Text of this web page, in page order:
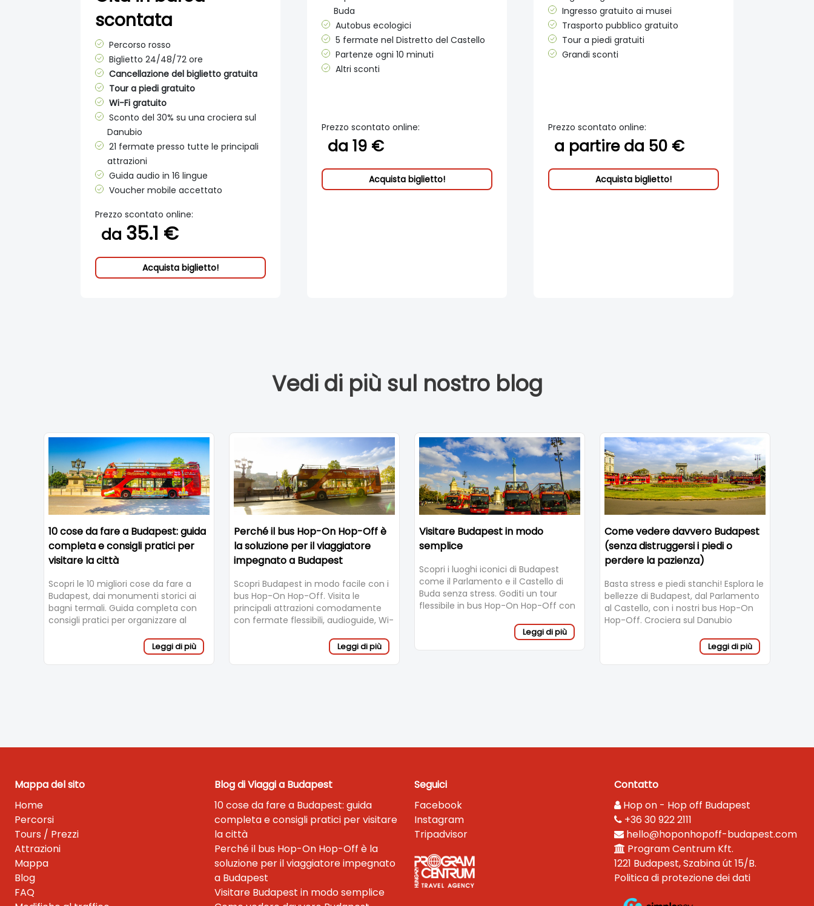
scontata
Percorso rosso
Biglietto 24/48/72 ore
Cancellazione del biglietto gratuita
Tour a piedi gratuito
Wi-Fi gratuito
Sconto del 30% su una crociera sul
Danubio
21 fermate presso tutte le principali
attrazioni
Guida audio in 16 lingue
Voucher mobile accettato
Prezzo scontato online:
da 35.1 €
Acquista biglietto!
Buda
Autobus ecologici
5 fermate nel Distretto del Castello
Partenze ogni 10 minuti
Altri sconti
Prezzo scontato online:
da 19 €
Acquista biglietto!
Ingresso gratuito ai musei
Trasporto pubblico gratuito
Tour a piedi gratuiti
Grandi sconti
Prezzo scontato online:
a partire da 50 €
Acquista biglietto!
Vedi di più sul nostro blog
10 cose da fare a Budapest: guida
completa e consigli pratici per
visitare la città
Scopri le 10 migliori cose da fare a
Budapest, dai monumenti storici ai
bagni termali. Guida completa con
consigli pratici per organizzare al
Leggi di più
Perché il bus Hop-On Hop-Off è
la soluzione per il viaggiatore
impegnato a Budapest
Scopri Budapest in modo facile con i
bus Hop-On Hop-Off. Visita le
principali attrazioni comodamente
con fermate flessibili, audioguide, Wi-
Leggi di più
Visitare Budapest in modo
semplice
Scopri i luoghi iconici di Budapest
come il Parlamento e il Castello di
Buda senza stress. Goditi un tour
flessibile in bus Hop-On Hop-Off con
Leggi di più
Come vedere davvero Budapest
(senza distruggersi i piedi o
perdere la pazienza)
Basta stress e piedi stanchi! Esplora le
bellezze di Budapest, dal Parlamento
al Castello, con i nostri bus Hop-On
Hop-Off. Crociera sul Danubio
Leggi di più
Mappa del sito
Home
Percorsi
Tours / Prezzi
Attrazioni
Mappa
Blog
FAQ
Blog di Viaggi a Budapest
10 cose da fare a Budapest: guida
completa e consigli pratici per visitare
la città
Perché il bus Hop-On Hop-Off è la
soluzione per il viaggiatore impegnato
a Budapest
Visitare Budapest in modo semplice
Seguici
Facebook
Instagram
Tripadvisor
Contatto
Hop on - Hop off Budapest
+36 30 922 2111
hello@hoponhopoff-budapest.com
Program Centrum Kft.
1221 Budapest, Szabina út 15/B.
Politica di protezione dei dati